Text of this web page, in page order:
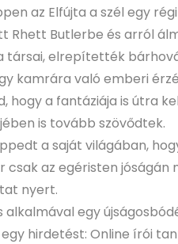
az Elfújta a szél egy
Rhett Butlerbe és arról
társai, elrepítették
kamrára való emberi
hogy a fantáziája is útra
is tovább szövődtek.
a saját világában,
csak az egéristen
nyert.
alkalmával egy
hirdetést: Online írói